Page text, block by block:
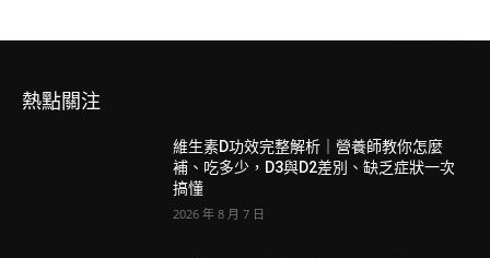
熱點關注
維生素D功效完整解析｜營養師教你怎麼
補、吃多少，D3與D2差別、缺乏症狀一次
搞懂
2026 年 8 月 7 日